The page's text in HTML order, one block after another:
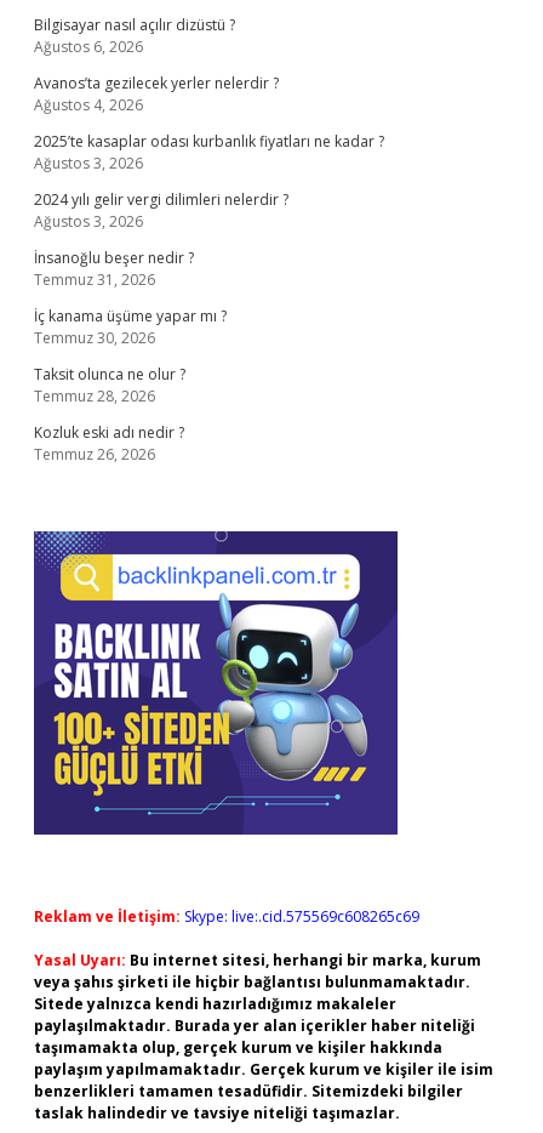
Bilgisayar nasıl açılır dizüstü ?
Ağustos 6, 2026
Avanos’ta gezilecek yerler nelerdir ?
Ağustos 4, 2026
2025’te kasaplar odası kurbanlık fiyatları ne kadar ?
Ağustos 3, 2026
2024 yılı gelir vergi dilimleri nelerdir ?
Ağustos 3, 2026
İnsanoğlu beşer nedir ?
Temmuz 31, 2026
İç kanama üşüme yapar mı ?
Temmuz 30, 2026
Taksit olunca ne olur ?
Temmuz 28, 2026
Kozluk eski adı nedir ?
Temmuz 26, 2026
Reklam ve İletişim: Skype: live:.cid.575569c608265c69
Yasal Uyarı: Bu internet sitesi, herhangi bir marka, kurum
veya şahıs şirketi ile hiçbir bağlantısı bulunmamaktadır.
Sitede yalnızca kendi hazırladığımız makaleler
paylaşılmaktadır. Burada yer alan içerikler haber niteliği
taşımamakta olup, gerçek kurum ve kişiler hakkında
paylaşım yapılmamaktadır. Gerçek kurum ve kişiler ile isim
benzerlikleri tamamen tesadüfidir. Sitemizdeki bilgiler
taslak halindedir ve tavsiye niteliği taşımazlar.